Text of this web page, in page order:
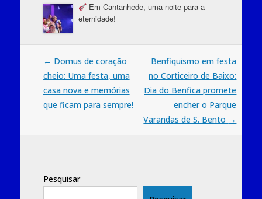
Em Cantanhede, uma noite para a
eternidade!
Post
navigation
← Domus de coração
cheio: Uma festa, uma
casa nova e memórias
que ficam para sempre!
Benfiquismo em festa
no Corticeiro de Baixo:
Dia do Benfica promete
encher o Parque
Varandas de S. Bento →
Pesquisar